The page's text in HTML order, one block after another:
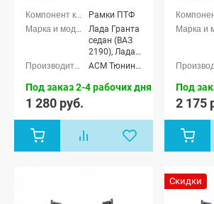
Рамки ПТФ
Лада Гранта
седан (ВАЗ
2190), Лада
Гранта
(ВАЗ 2191)
АСМ Тюнинг (ASM tuning)
Под заказ 2-4 рабочих дня
1 280 руб.
Под
2 175
Скидки